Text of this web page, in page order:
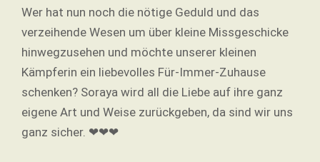
Wer hat nun noch die nötige Geduld und das
verzeihende Wesen um über kleine Missgeschicke
hinwegzusehen und möchte unserer kleinen
Kämpferin ein liebevolles Für-Immer-Zuhause
schenken? Soraya wird all die Liebe auf ihre ganz
eigene Art und Weise zurückgeben, da sind wir uns
ganz sicher. ❤❤❤